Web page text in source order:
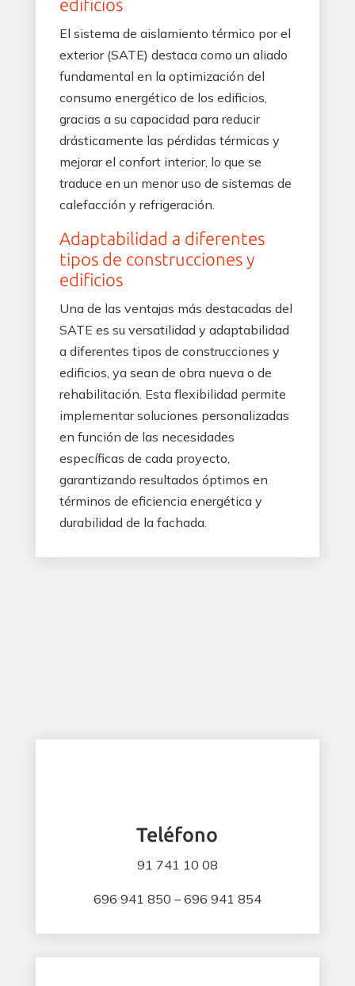
edificios
El sistema de aislamiento térmico por el
exterior (SATE) destaca como un aliado
fundamental en la optimización del
consumo energético de los edificios,
gracias a su capacidad para reducir
drásticamente las pérdidas térmicas y
mejorar el confort interior, lo que se
traduce en un menor uso de sistemas de
calefacción y refrigeración.
Adaptabilidad a diferentes
tipos de construcciones y
edificios
Una de las ventajas más destacadas del
SATE es su versatilidad y adaptabilidad
a diferentes tipos de construcciones y
edificios, ya sean de obra nueva o de
rehabilitación. Esta flexibilidad permite
implementar soluciones personalizadas
en función de las necesidades
específicas de cada proyecto,
garantizando resultados óptimos en
términos de eficiencia energética y
durabilidad de la fachada.
Teléfono
91 741 10 08
696 941 850 – 696 941 854